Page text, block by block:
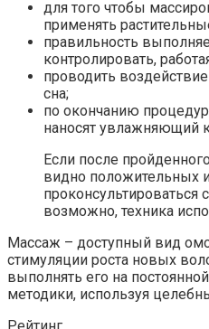
для того чтобы
применять
правильность
контролировать,
проводить
сна;
по окончанию
наносят увлажняющий
Если после
видно положительных
проконсультироваться
возможно, техника
Массаж – доступный вид
стимуляции роста новых
выполнять его на
методики, используя